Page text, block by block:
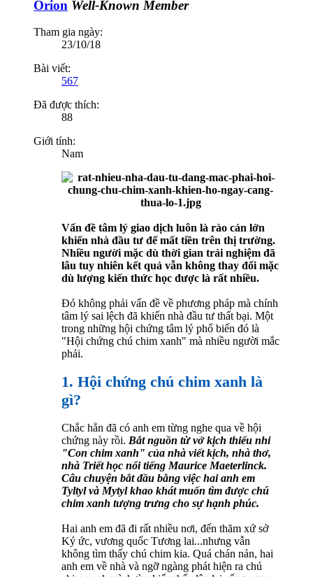
Orion Well-Known Member
Tham gia ngày:
23/10/18
Bài viết:
567
Đã được thích:
88
Giới tính:
Nam
Vấn đề tâm lý giao dịch luôn là rào cản lớn
khiến nhà đầu tư để mất tiền trên thị trường.
Nhiều người mặc dù thời gian trải nghiệm đã
lâu tuy nhiên kết quả vẫn không thay đổi mặc
dù lượng kiến thức học được là rất nhiều.
Đó không phải vấn đề về phương pháp mà chính
tâm lý sai lệch đã khiến nhà đầu tư thất bại. Một
trong những hội chứng tâm lý phổ biến đó là
"Hội chứng chú chim xanh" mà nhiều người mắc
phải.
1. Hội chứng chú chim xanh là
gì?
Chắc hẳn đã có anh em từng nghe qua về hội
chứng này rồi. Bắt nguồn từ vở kịch thiếu nhi
"Con chim xanh" của nhà viết kịch, nhà thơ,
nhà Triết học nổi tiếng Maurice Maeterlinck.
Câu chuyện bắt đầu bằng việc hai anh em
Tyltyl và Mytyl khao khát muốn tìm được chú
chim xanh tượng trưng cho sự hạnh phúc.
Hai anh em đã đi rất nhiều nơi, đến thăm xứ sở
Ký ức, vương quốc Tương lai...nhưng vẫn
không tìm thấy chú chim kia. Quá chán nản, hai
anh em về nhà và ngỡ ngàng phát hiện ra chú